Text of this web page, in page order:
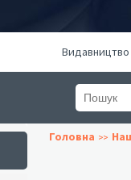
Видавництво
Головна